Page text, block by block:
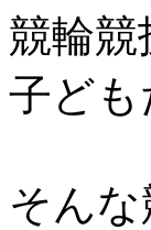
競輪
子ど
そん